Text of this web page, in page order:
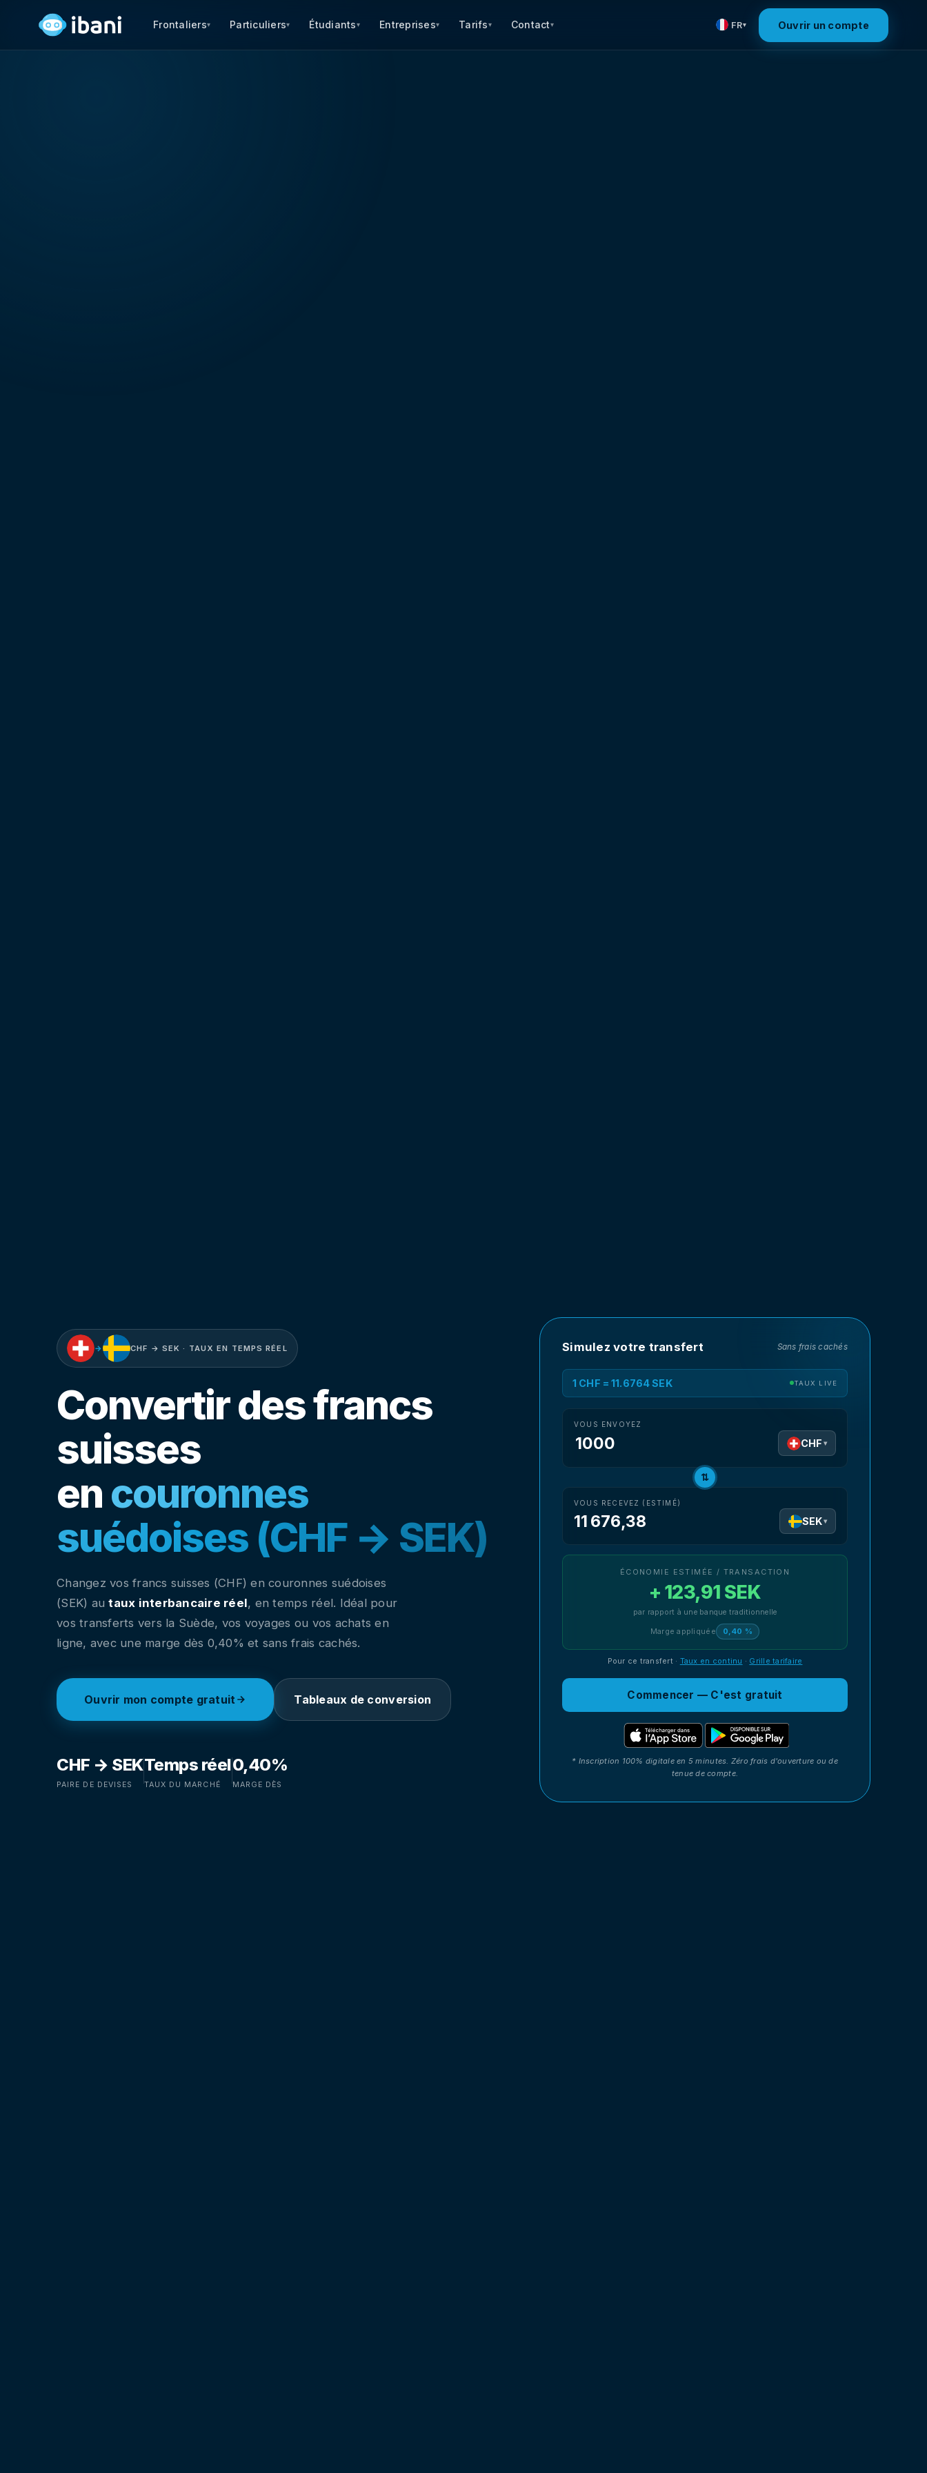
Frontaliers▾ Particuliers▾ Étudiants▾ Entreprises▾ Tarifs▾ Contact▾ FR▾ Ouvrir un compte
→ CHF → SEK · TAUX EN TEMPS RÉEL
Convertir des francs
suisses
en couronnes
suédoises (CHF → SEK)
Changez vos francs suisses (CHF) en couronnes suédoises
(SEK) autaux interbancaire réel, en temps réel. Idéal pour
vos transferts vers la Suède, vos voyages ou vos achats en
ligne, avec une marge dès 0,40% et sans frais cachés.
Ouvrir mon compte gratuit Tableaux de conversion
CHF → SEK
PAIRE DE DEVISES
Temps réel
TAUX DU MARCHÉ
0,40%
MARGE DÈS
Simulez votre transfert Sans frais cachés
1 CHF = 11.6764 SEK TAUX LIVE
VOUS ENVOYEZ
CHF ▾
⇅
VOUS RECEVEZ (ESTIMÉ)
11 676,38 SEK▾
ÉCONOMIE ESTIMÉE / TRANSACTION
+ 123,91 SEK
par rapport à une banque traditionnelle
Marge appliquée 0,40 %
Pour ce transfert· Taux en continu · Grille tarifaire
Commencer — C'est gratuit
* Inscription 100% digitale en 5 minutes. Zéro frais d'ouverture ou de
tenue de compte.